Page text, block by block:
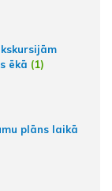
ēkā (1)
plāns laikā